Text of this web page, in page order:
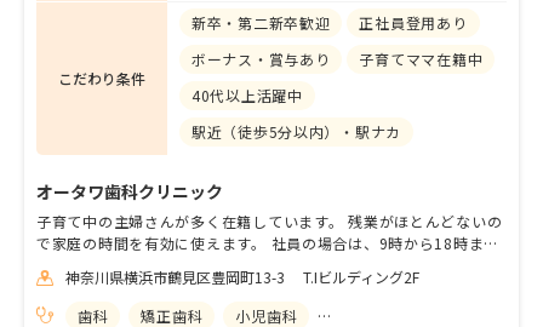
こだわり条件
新卒・第二新卒歓迎
正社員登用あり
ボーナス・賞与あり
子育てママ在籍中
40代以上活躍中
駅近（徒歩5分以内）・駅ナカ
オータワ歯科クリニック
子育て中の主婦さんが多く在籍しています。 残業がほとんどないの
で家庭の時間を有効に使えます。 社員の場合は、9時から18時また
リニック内はお子様が多く来院するので、いつも賑やかな雰囲気で
す。 スタッフ同士の仲がいいので、楽しくお仕事が出来ます。
神奈川県横浜市鶴見区豊岡町13-3 T.Iビルディング2F
歯科
矯正歯科 小児歯科